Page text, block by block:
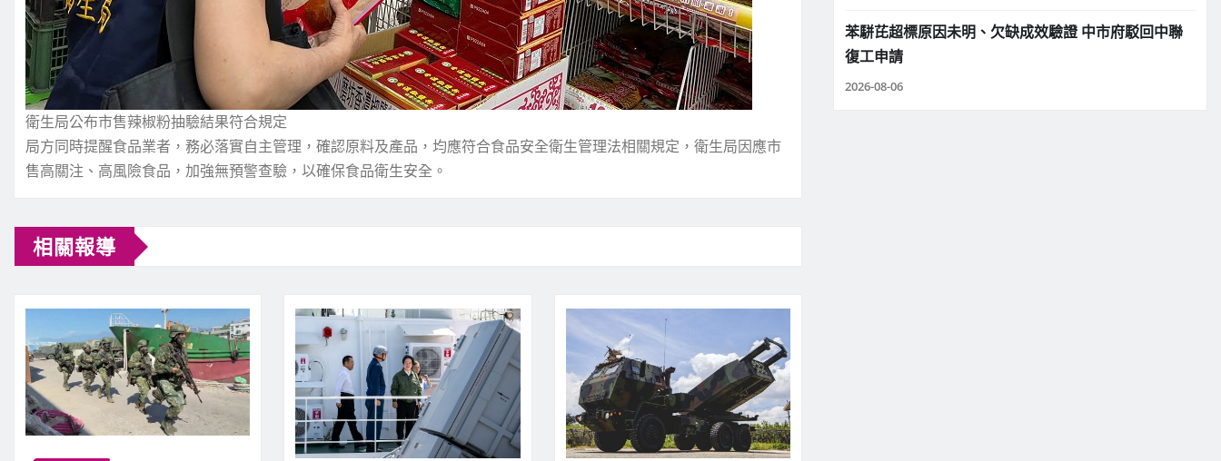
衛生局公布市售辣椒粉抽驗結果符合規定
局方同時提醒食品業者，務必落實自主管理，確認原料及產品，均應符合食品安全衛生管理法相關規定，衛生局因應市
售高關注、高風險食品，加強無預警查驗，以確保食品衛生安全。
相關報導
苯駢芘超標原因未明、欠缺成效驗證 中市府駁回中聯
復工申請
2026-08-06